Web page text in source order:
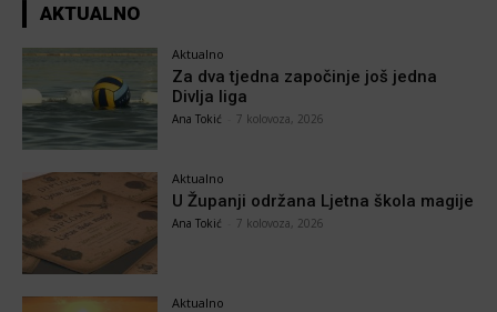
AKTUALNO
Aktualno
Za dva tjedna započinje još jedna
Divlja liga
Ana Tokić 7 kolovoza, 2026
Aktualno
U Županji održana Ljetna škola magije
Ana Tokić 7 kolovoza, 2026
Aktualno